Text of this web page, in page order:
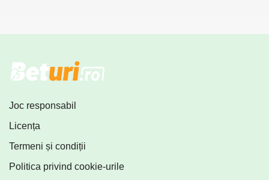
Joc responsabil
Licența
Termeni și condiții
Politica privind cookie-urile